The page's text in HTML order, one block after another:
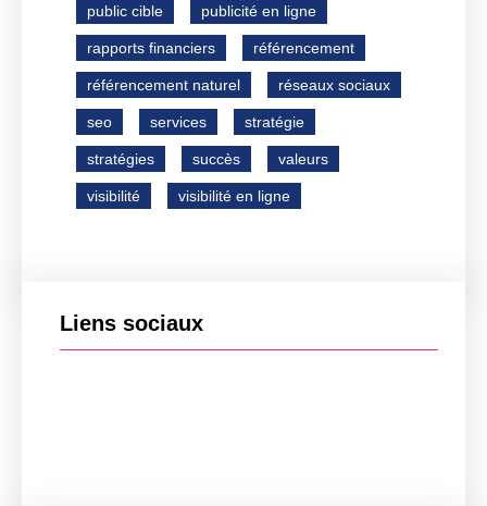
public cible publicité en ligne
rapports financiers référencement
référencement naturel réseaux sociaux
seo services stratégie
stratégies succès valeurs
visibilité visibilité en ligne
Liens sociaux